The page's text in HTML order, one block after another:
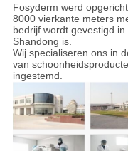
Fosyderm werd
8000 vierkante meters
bedrijf wordt gevestigd
Shandong is.
Wij specialiseren ons in
van
ingestemd.